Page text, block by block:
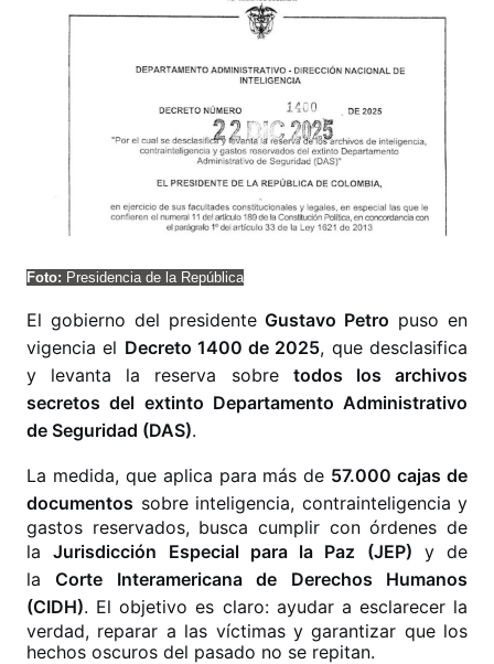
Foto: Presidencia de la República
El gobierno del presidenteGustavo Petro puso en
vigencia el Decreto 1400 de 2025, que desclasifica
y levanta la reserva sobre todos los archivos
secretos del extinto Departamento Administrativo
de Seguridad (DAS).
La medida, que aplica para más de 57.000 cajas de
documentos sobre inteligencia, contrainteligencia y
gastos reservados, busca cumplir con órdenes de
laJurisdicción Especial para la Paz (JEP) y de
laCorte Interamericana de Derechos Humanos
(CIDH). El objetivo es claro: ayudar a esclarecer la
verdad, reparar a las víctimas y garantizar que los
hechos oscuros del pasado no se repitan.